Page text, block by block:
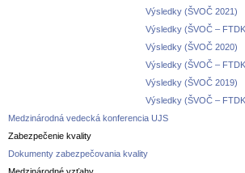
Výsledky (ŠVOČ 2021)
Výsledky (ŠVOČ –
Výsledky (ŠVOČ 2020)
Výsledky (ŠVOČ –
Výsledky (ŠVOČ 2019)
Výsledky (ŠVOČ –
Medzinárodná vedecká konferencia UJS
Zabezpečenie kvality
Dokumenty zabezpečovania kvality